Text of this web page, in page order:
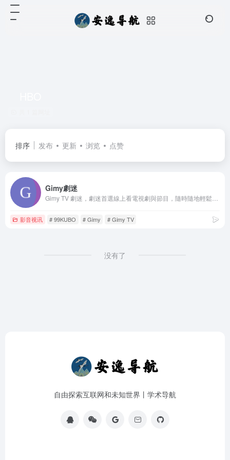
排序 发布 更新 浏览 点赞
Gimy劇迷
影音视讯 # 99KUBO # Gimy # Gimy TV
没有了
自由探索互联网和未知世界丨学术导航